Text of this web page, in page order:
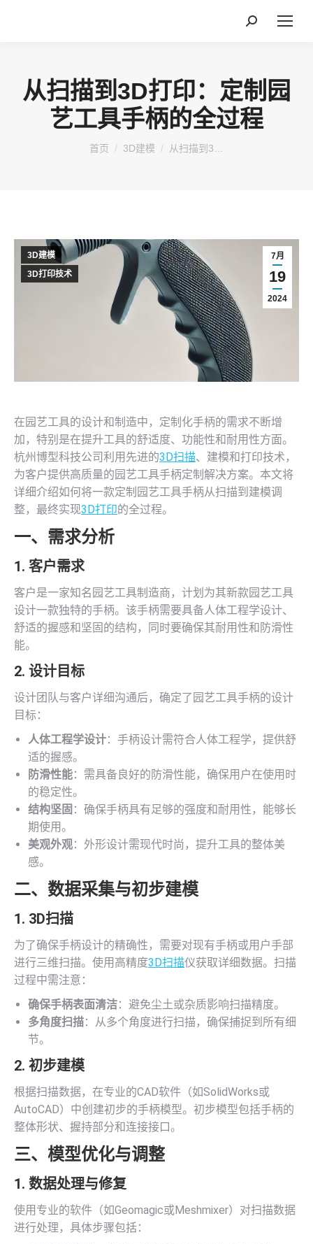
搜
从扫描到3D打印：定制园
艺工具手柄的全过程
您在这里：
首页 3D建模 从扫描到3…
7月
19
2024
3D建模
3D打印技术
在园艺工具的设计和制造中，定制化手柄的需求不断增
加，特别是在提升工具的舒适度、功能性和耐用性方面。
杭州博型科技公司利用先进的3D扫描、建模和打印技术，
为客户提供高质量的园艺工具手柄定制解决方案。本文将
详细介绍如何将一款定制园艺工具手柄从扫描到建模调
整，最终实现3D打印的全过程。
一、需求分析
1. 客户需求
客户是一家知名园艺工具制造商，计划为其新款园艺工具
设计一款独特的手柄。该手柄需要具备人体工程学设计、
舒适的握感和坚固的结构，同时要确保其耐用性和防滑性
能。
2. 设计目标
设计团队与客户详细沟通后，确定了园艺工具手柄的设计
目标：
人体工程学设计：手柄设计需符合人体工程学，提供舒
适的握感。
防滑性能：需具备良好的防滑性能，确保用户在使用时
的稳定性。
结构坚固 ：确保手柄具有足够的强度和耐用性，能够长
期使用。
美观外观：外形设计需现代时尚，提升工具的整体美
感。
二、数据采集与初步建模
1. 3D扫描
为了确保手柄设计的精确性，需要对现有手柄或用户手部
进行三维扫描。使用高精度3D扫描仪获取详细数据。扫描
过程中需注意：
确保手柄表面清洁：避免尘土或杂质影响扫描精度。
多角度扫描：从多个角度进行扫描，确保捕捉到所有细
节。
2. 初步建模
根据扫描数据，在专业的CAD软件（如SolidWorks或
AutoCAD）中创建初步的手柄模型。初步模型包括手柄的
整体形状、握持部分和连接接口。
三、模型优化与调整
1. 数据处理与修复
使用专业的软件（如Geomagic或Meshmixer）对扫描数据
进行处理，具体步骤包括：